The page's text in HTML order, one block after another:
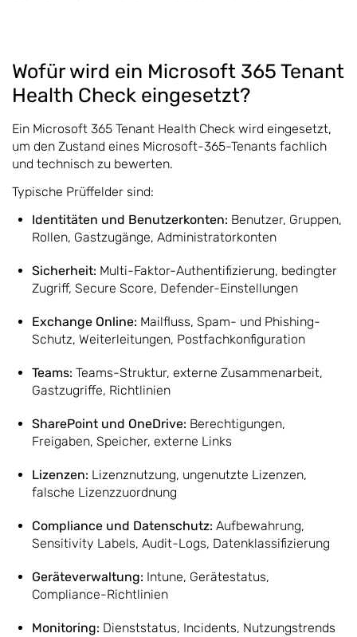
Wofür wird ein Microsoft 365 Tenant
Health Check eingesetzt?
Ein Microsoft 365 Tenant Health Check wird eingesetzt,
um den Zustand eines Microsoft-365-Tenants fachlich
und technisch zu bewerten.
Typische Prüffelder sind:
Identitäten und Benutzerkonten: Benutzer, Gruppen,
Rollen, Gastzugänge, Administratorkonten
Sicherheit: Multi-Faktor-Authentifizierung, bedingter
Zugriff, Secure Score, Defender-Einstellungen
Exchange Online: Mailfluss, Spam- und Phishing-
Schutz, Weiterleitungen, Postfachkonfiguration
Teams: Teams-Struktur, externe Zusammenarbeit,
Gastzugriffe, Richtlinien
SharePoint und OneDrive: Berechtigungen,
Freigaben, Speicher, externe Links
Lizenzen: Lizenznutzung, ungenutzte Lizenzen,
falsche Lizenzzuordnung
Compliance und Datenschutz: Aufbewahrung,
Sensitivity Labels, Audit-Logs, Datenklassifizierung
Geräteverwaltung: Intune, Gerätestatus,
Compliance-Richtlinien
Monitoring: Dienststatus, Incidents, Nutzungstrends